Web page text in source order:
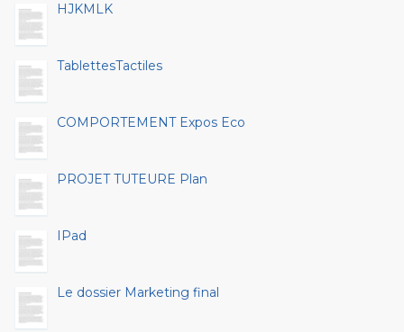
HJKMLK
TablettesTactiles
COMPORTEMENT Expos Eco
PROJET TUTEURE Plan
IPad
Le dossier Marketing final